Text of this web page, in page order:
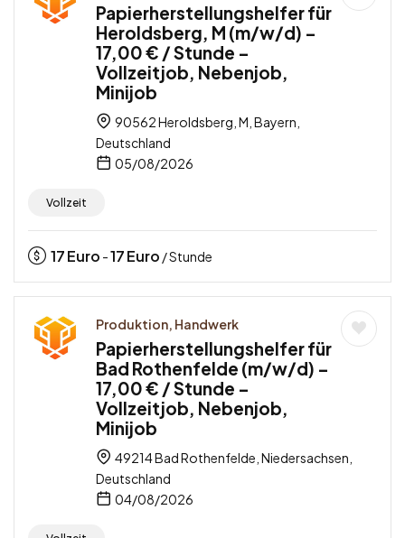
Papierherstellungshelfer für
Heroldsberg, M (m/w/d) –
17,00 € / Stunde –
Vollzeitjob, Nebenjob,
Minijob
90562 Heroldsberg, M, Bayern,
Deutschland
05/08/2026
Vollzeit
17Euro -17Euro / Stunde
Produktion, Handwerk
Papierherstellungshelfer für
Bad Rothenfelde (m/w/d) –
17,00 € / Stunde –
Vollzeitjob, Nebenjob,
Minijob
49214 Bad Rothenfelde, Niedersachsen,
Deutschland
04/08/2026